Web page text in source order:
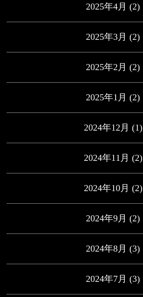
2025年4月 (2)
2025年3月 (2)
2025年2月 (2)
2025年1月 (2)
2024年12月 (1)
2024年11月 (2)
2024年10月 (2)
2024年9月 (2)
2024年8月 (3)
2024年7月 (3)